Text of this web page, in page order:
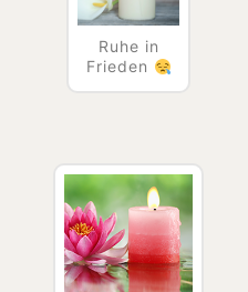
Ruhe in
Frieden